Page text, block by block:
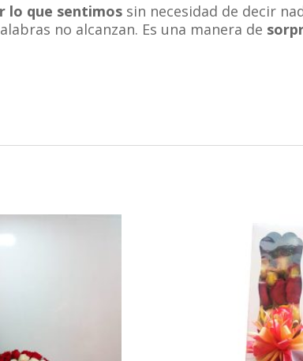
lo que sentimos sin necesidad de decir
no alcanzan. Es una manera de